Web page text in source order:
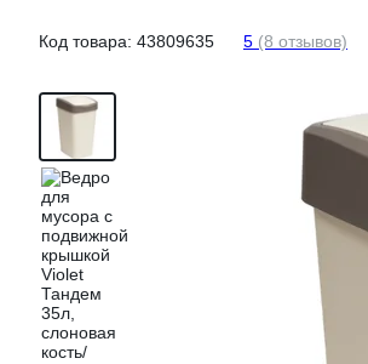
Код товара: 43809635 5 (8 отзывов)